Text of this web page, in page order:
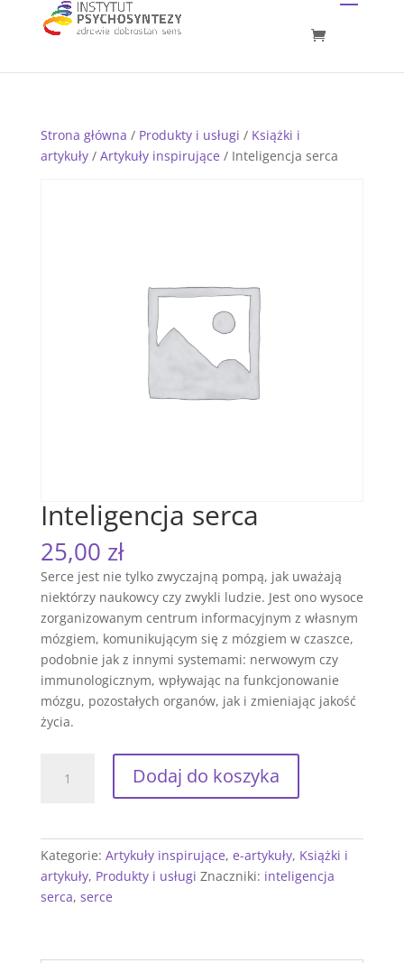
Strona główna / Produkty i usługi / Książki i
artykuły/ Artykuły inspirujące / Inteligencja serca
Inteligencja serca
25,00 zł
Serce jest nie tylko zwyczajną pompą, jak uważają
niektórzy naukowcy czy zwykli ludzie. Jest ono wysoce
zorganizowanym centrum informacyjnym z własnym
mózgiem, komunikującym się z mózgiem w czaszce,
podobnie jak z innymi systemami: nerwowym czy
immunologicznym, wpływając na funkcjonowanie
mózgu, pozostałych organów, jak i zmieniając jakość
życia.
Inteligencja
Dodaj do koszyka
Kategorie: Artykuły inspirujące, e-artykuły, Książki i
artykuły, Produkty i usługi Znaczniki: inteligencja
serca, serce